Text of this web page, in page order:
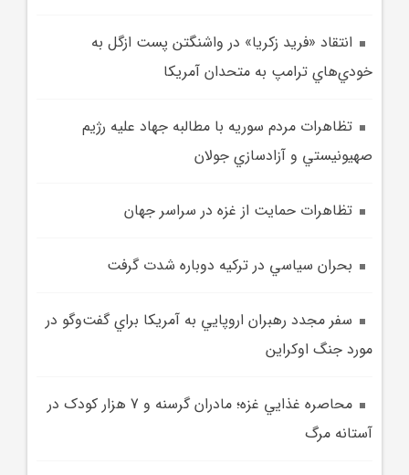
انتقاد «فريد زکريا» در واشنگتن پست ازگل به
خودي‌هاي ترامپ به متحدان آمريکا
تظاهرات مردم سوريه با مطالبه جهاد عليه رژيم
صهيونيستي و آزادسازي جولان
تظاهرات حمايت از غزه در سراسر جهان
بحران سياسي در ترکيه دوباره شدت گرفت
سفر مجدد رهبران اروپايي به آمريکا براي گفت‌وگو در
مورد جنگ اوکراين
محاصره غذايي غزه؛ مادران گرسنه و 7 هزار کودک در
آستانه مرگ